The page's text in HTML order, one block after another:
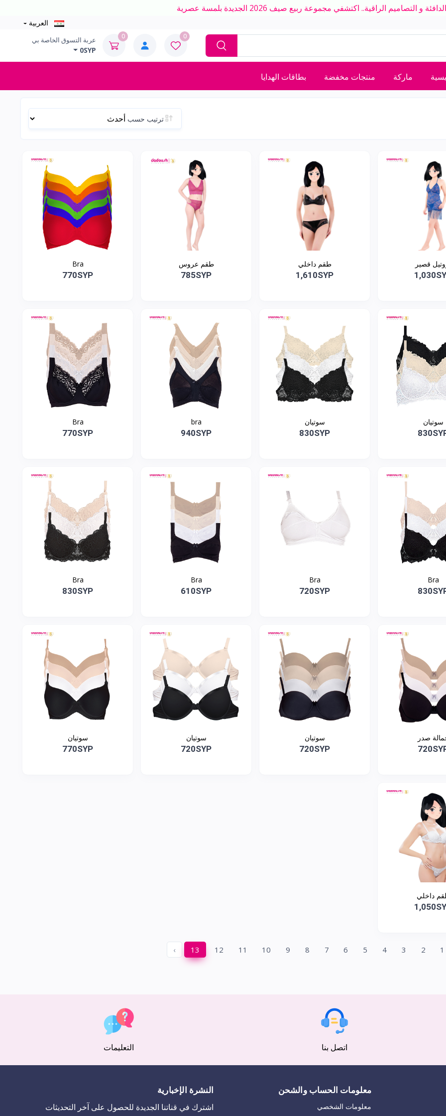
و التصاميم الراقية.. اكتشفي مجموعة ربيع صيف 2026 الجديدة بلمسة عصرية
العربية
0
0 عربة التسوق الخاصة بي
0SYP
ماركة منتجات مخفضة بطاقات الهدايا
ترتيب حسب
قصير طقم داخلي
1,610SYP
طقم عروس
785SYP
Bra
770SYP
سوتيان سوتيان
830SYP
bra
940SYP
Bra
770SYP
Bra
Bra
720SYP
Bra
610SYP
Bra
830SYP
صدر سوتيان
720SYP
سوتيان
720SYP
سوتيان
770SYP
داخلي
1
2
3
4
5
6
7
8
9
10
11
12
13
›
اتصل بنا التعليمات
معلومات الحساب والشحن
معلومات الشخصي
النشرة الإخبارية
اشترك في قناتنا الجديدة للحصول على آخر التحديثات